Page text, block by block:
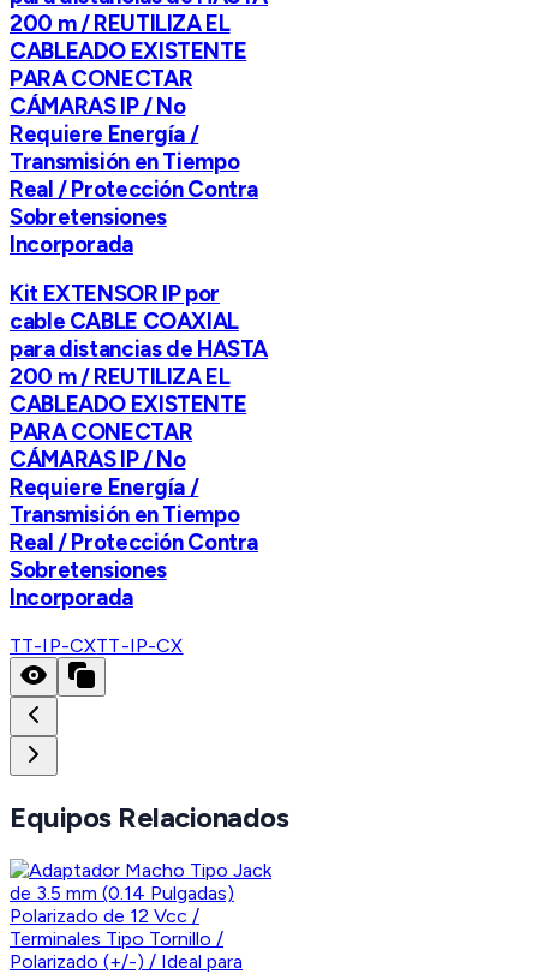
200 m / REUTILIZA EL
CABLEADO EXISTENTE
PARA CONECTAR
CÁMARAS IP / No
Requiere Energía /
Transmisión en Tiempo
Real / Protección Contra
Sobretensiones
Incorporada
Kit EXTENSOR IP por
cable CABLE COAXIAL
para distancias de HASTA
200 m / REUTILIZA EL
CABLEADO EXISTENTE
PARA CONECTAR
CÁMARAS IP / No
Requiere Energía /
Transmisión en Tiempo
Real / Protección Contra
Sobretensiones
Incorporada
TT-IP-CXTT-IP-CX
Equipos Relacionados